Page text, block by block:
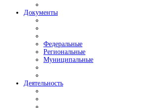
Документы
Федеральные
Региональные
Муниципальные
Деятельность